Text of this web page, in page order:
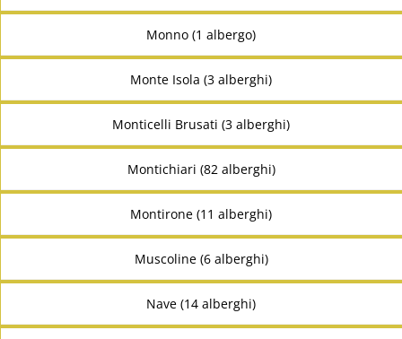
Monno (1 albergo)
Monte Isola (3 alberghi)
Monticelli Brusati (3 alberghi)
Montichiari (82 alberghi)
Montirone (11 alberghi)
Muscoline (6 alberghi)
Nave (14 alberghi)